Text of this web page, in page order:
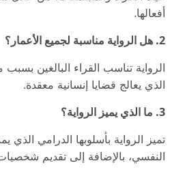
أفعالها.
2. هل الرواية مناسبة لجميع الأعمار؟
الرواية تناسب القراء البالغين
الذي يعالج قضايا إنسانية معقدة.
3. ما الذي يميز الرواية؟
تميز الرواية بأسلوبها الدرامي الذي
النفسي، بالإضافة إلى تقديم